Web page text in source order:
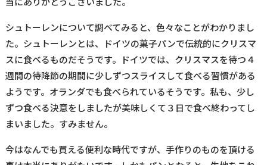
シュトーレンについて調べてみると、色々なことがわかりまし
た。シュトーレンとは、ドイツの菓子パンで伝統的にクリスマ
スに食べるものだそうです。ドイツでは、クリスマスを待つ４
週間の待降節の期間に少しずつスライスして食べる習慣がある
ようです。オランダでも食べられているそうです。私も、少し
ずつ食べる決意をしましたが美味しくて３日で食べ終わってし
まいました。すみません。
今はなんでも買える便利な時代ですが、手作りのものを頂ける